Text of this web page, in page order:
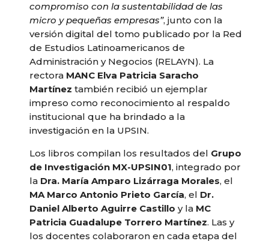
compromiso con la sustentabilidad de las
micro y pequeñas empresas”, junto con la
versión digital del tomo publicado por la Red
de Estudios Latinoamericanos de
Administración y Negocios (RELAYN). La
rectora MANC Elva Patricia Saracho
Martínez también recibió un ejemplar
impreso como reconocimiento al respaldo
institucional que ha brindado a la
investigación en la UPSIN.
Los libros compilan los resultados del Grupo
de Investigación MX-UPSIN01, integrado por
la Dra. María Amparo Lizárraga Morales, el
MA Marco Antonio Prieto García, el Dr.
Daniel Alberto Aguirre Castillo y la MC
Patricia Guadalupe Torrero Martínez. Las y
los docentes colaboraron en cada etapa del